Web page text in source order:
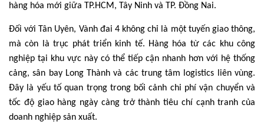
hàng hóa mới giữa TP.HCM, Tây Ninh và TP. Đồng Nai.
Đối với Tân Uyên, Vành đai 4 không chỉ là một tuyến giao thông,
mà còn là trục phát triển kinh tế. Hàng hóa từ các khu công
nghiệp tại khu vực này có thể tiếp cận nhanh hơn với hệ thống
cảng, sân bay Long Thành và các trung tâm logistics liên vùng.
Đây là yếu tố quan trọng trong bối cảnh chi phí vận chuyển và
tốc độ giao hàng ngày càng trở thành tiêu chí cạnh tranh của
doanh nghiệp sản xuất.